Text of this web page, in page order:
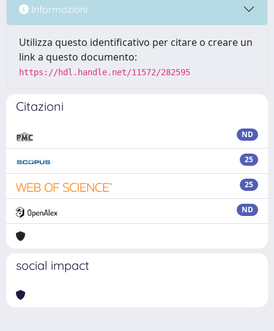
Informazioni
Utilizza questo identificativo per citare o creare un
link a questo documento:
https://hdl.handle.net/11572/282595
Citazioni
ND
25
25
ND
social impact